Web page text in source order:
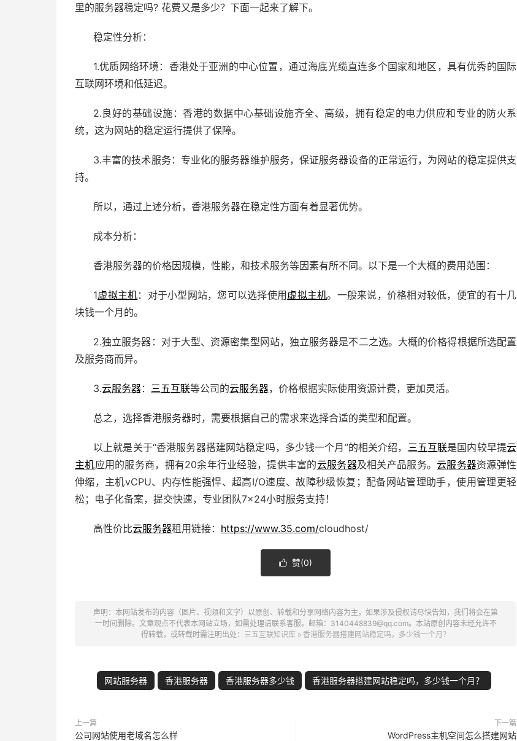
里的服务器稳定吗? 花费又是多少？下面一起来了解下。
稳定性分析：
1.优质网络环境：香港处于亚洲的中心位置，通过海底光缆直连多个国家和地区，具有优秀的国际
互联网环境和低延迟。
2.良好的基础设施：香港的数据中心基础设施齐全、高级，拥有稳定的电力供应和专业的防火系
统，这为网站的稳定运行提供了保障。
3.丰富的技术服务：专业化的服务器维护服务，保证服务器设备的正常运行，为网站的稳定提供支
持。
所以，通过上述分析，香港服务器在稳定性方面有着显著优势。
成本分析：
香港服务器的价格因规模，性能，和技术服务等因素有所不同。以下是一个大概的费用范围：
1虚拟主机：对于小型网站，您可以选择使用 虚拟主机。一般来说，价格相对较低，便宜的有十几
块钱一个月的。
2.独立服务器：对于大型、资源密集型网站，独立服务器是不二之选。大概的价格得根据所选配置
及服务商而异。
3.云服务器： 三五互联等公司的云服务器，价格根据实际使用资源计费，更加灵活。
总之，选择香港服务器时，需要根据自己的需求来选择合适的类型和配置。
以上就是关于“香港服务器搭建网站稳定吗，多少钱一个月”的相关介绍， 三五互联是国内较早提云
主机应用的服务商，拥有20余年行业经验，提供丰富的云服务器及相关产品服务。云服务器资源弹性
伸缩，主机vCPU、内存性能强悍、超高I/O速度、故障秒级恢复；配备网站管理助手，使用管理更轻
松；电子化备案，提交快速，专业团队7×24小时服务支持！
高性价比云服务器租用链接： https://www.35.com/cloudhost/
 赞(0)
声明：本网站发布的内容（图片、视频和文字）以原创、转载和分享网络内容为主，如果涉及侵权请尽快告知，我们将会在第
一时间删除。文章观点不代表本网站立场，如需处理请联系客服。邮箱：3140448839@qq.com。本站原创内容未经允许不
得转载，或转载时需注明出处： 三五互联知识库 » 香港服务器搭建网站稳定吗，多少钱一个月？
网站服务器 香港服务器 香港服务器多少钱 香港服务器搭建网站稳定吗，多少钱一个月？
上一篇
公司网站使用老域名怎么样
下一篇
WordPress主机空间怎么搭建网站